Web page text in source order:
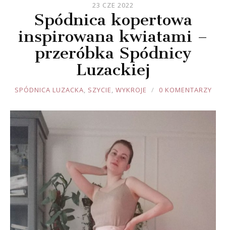
23 CZE 2022
Spódnica kopertowa
inspirowana kwiatami –
przeróbka Spódnicy
Luzackiej
JOULE
SPÓDNICA LUZACKA, SZYCIE, WYKROJE 0 KOMENTARZY